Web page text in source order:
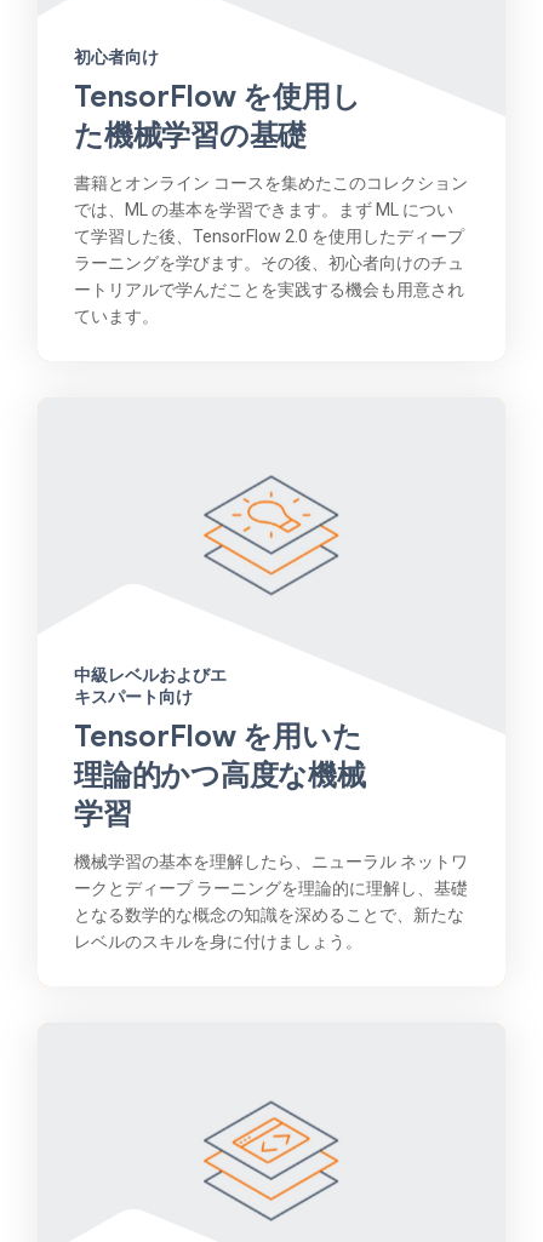
初心者向け
TensorFlow を使用し
た機械学習の基礎
書籍とオンライン コースを集めたこのコレクション
では、ML の基本を学習できます。まず ML につい
て学習した後、TensorFlow 2.0 を使用したディープ
ラーニングを学びます。その後、初心者向けのチュ
ートリアルで学んだことを実践する機会も用意され
ています。
中級レベルおよびエ
キスパート向け
TensorFlow を用いた
理論的かつ高度な機械
学習
機械学習の基本を理解したら、ニューラル ネットワ
ークとディープ ラーニングを理論的に理解し、基礎
となる数学的な概念の知識を深めることで、新たな
レベルのスキルを身に付けましょう。